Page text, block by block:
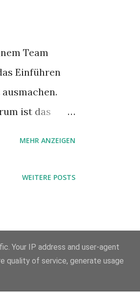
Team
Einführen
ist das
MEHR ANZEIGEN
WEITERE POSTS
Blogger
Your IP address and user-agent
quality of service, generate usage